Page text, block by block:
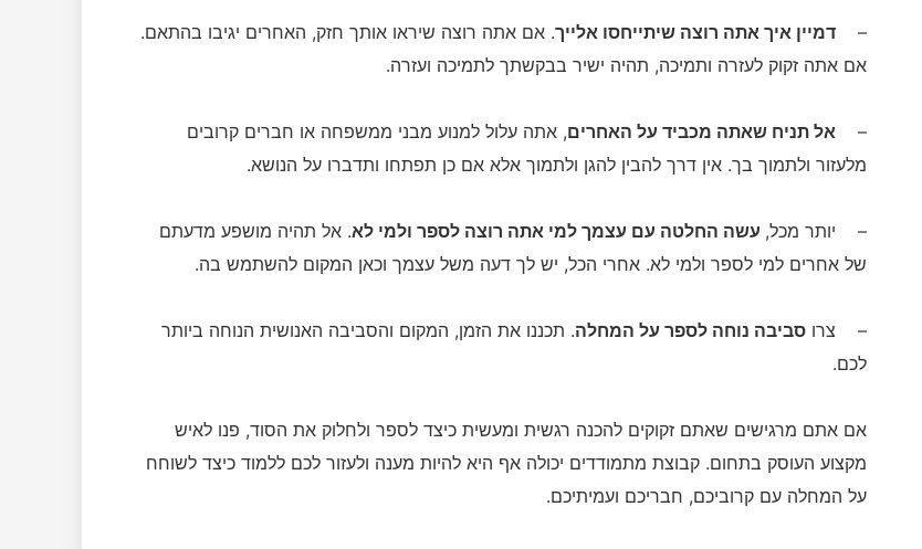
– דמיין איך אתה רוצה שיתייחסו אלייך. אם אתה רוצה שיראו אותך חזק, האחרים יגיבו בהתאם.
אם אתה זקוק לעזרה ותמיכה, תהיה ישיר בבקשתך לתמיכה ועזרה.
– אל תניח שאתה מכביד על האחרים, אתה עלול למנוע מבני ממשפחה או חברים קרובים
מלעזור ולתמוך בך. אין דרך להבין להגן ולתמוך אלא אם כן תפתחו ותדברו על הנושא.
– יותר מכל, עשה החלטה עם עצמך למי אתה רוצה לספר ולמי לא. אל תהיה מושפע מדעתם
של אחרים למי לספר ולמי לא. אחרי הכל, יש לך דעה משל עצמך וכאן המקום להשתמש בה.
– צרו סביבה נוחה לספר על המחלה. תכננו את הזמן, המקום והסביבה האנושית הנוחה ביותר
לכם.
אם אתם מרגישים שאתם זקוקים להכנה רגשית ומעשית כיצד לספר ולחלוק את הסוד, פנו לאיש
מקצוע העוסק בתחום. קבוצת מתמודדים יכולה אף היא להיות מענה ולעזור לכם ללמוד כיצד לשוחח
על המחלה עם קרוביכם, חבריכם ועמיתיכם.